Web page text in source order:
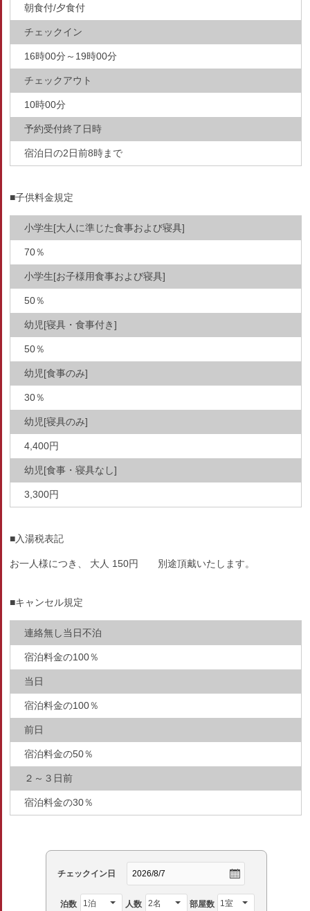
朝食付/夕食付
チェックイン
16時00分～19時00分
チェックアウト
10時00分
予約受付終了日時
宿泊日の2日前8時まで
■子供料金規定
小学生[大人に準じた食事および寝具]
70％
小学生[お子様用食事および寝具]
50％
幼児[寝具・食事付き]
50％
幼児[食事のみ]
30％
幼児[寝具のみ]
4,400円
幼児[食事・寝具なし]
3,300円
■入湯税表記
お一人様につき、 大人 150円 別途頂戴いたします。
■キャンセル規定
連絡無し当日不泊
宿泊料金の100％
当日
宿泊料金の100％
前日
宿泊料金の50％
２～３日前
宿泊料金の30％
チェックイン日
泊数 人数 部屋数